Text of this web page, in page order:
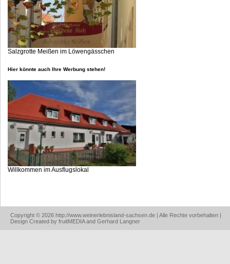
Salzgrotte Meißen im Löwengässchen
Hier könnte auch Ihre Werbung stehen!
Willkommen im Ausflugslokal
Copyright © 2026 http://www.weinerlebnisland-sachsen.de | Alle Rechte vorbehalten |
Design Created by fruitMEDIA and Gerhard Langner